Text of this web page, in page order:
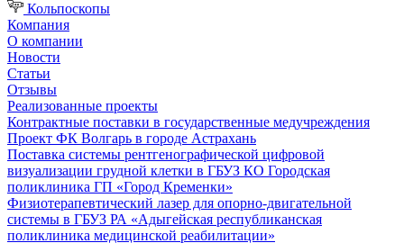
Кольпоскопы
Компания
О компании
Новости
Статьи
Отзывы
Реализованные проекты
Контрактные поставки в государственные медучреждения
Проект ФК Волгарь в городе Астрахань
Поставка системы рентгенографической цифровой
визуализации грудной клетки в ГБУЗ КО Городская
поликлиника ГП «Город Кременки»
Физиотерапевтический лазер для опорно-двигательной
системы в ГБУЗ РА «Адыгейская республиканская
поликлиника медицинской реабилитации»